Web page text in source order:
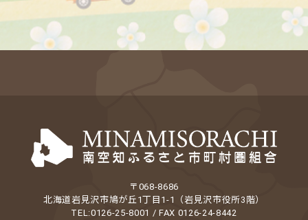
〒068-8686
北海道岩見沢市鳩が丘1丁目1-1（岩見沢市役所3階）
TEL:0126-25-8001 / FAX 0126-24-8442